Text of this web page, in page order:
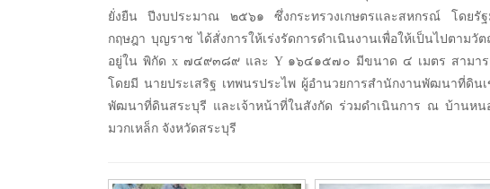
ยั่งยืน ปีงบประมาณ ๒๕๖๑ ซึ่งกระทรวงเกษตรและสหกรณ์ โดยรัฐ
กฤษฎา บุญราช ได้สั่งการให้เร่งรัดการดำเนินงานเพื่อให้เป็นไปตาม
อยู่ใน พิกัด x ๗๔๙๓๘๙ และ Y ๑๖๔๑๕๗๐ มีขนาด ๔ เมตร สามารถ
โดยมี นายประเสริฐ เทพนรประไพ ผู้อำนวยการสำนักงานพัฒนาที่ดิ
พัฒนาที่ดินสระบุรี และเจ้าหน้าที่ในสังกัด ร่วมดำเนินการ ณ บ้านหน
มวกเหล็ก จังหวัดสระบุรี